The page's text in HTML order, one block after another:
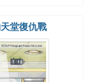
堂復仇戰